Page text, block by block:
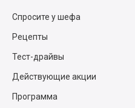
Спросите у шефа
Рецепты
Тест-драйвы
Действующие акции
Программа